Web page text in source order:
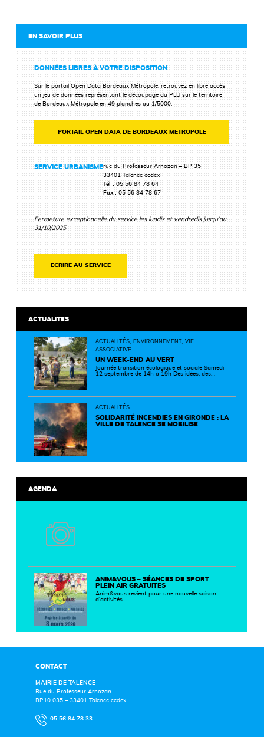
EN SAVOIR PLUS
DONNÉES LIBRES À VOTRE DISPOSITION
Sur le portail Open Data Bordeaux Métropole, retrouvez en libre accès
un jeu de données représentant le découpage du PLU sur le territoire
de Bordeaux Métropole en 49 planches au 1/5000.
PORTAIL OPEN DATA DE BORDEAUX METROPOLE
SERVICE URBANISMErue du Professeur Arnozan – BP 35
33401 Talence cedex
Tél :05 56 84 78 64
Fax : 05 56 84 78 67
Fermeture exceptionnelle du service les lundis et vendredis jusqu’au
31/10/2025
ECRIRE AU SERVICE
ACTUALITES
ACTUALITÉS, ENVIRONNEMENT, VIE
ASSOCIATIVE
UN WEEK-END AU VERT
Journée transition écologique et sociale Samedi
12 septembre de 14h à 19h Des idées, des
un territoire plus durable et solidaire.
ACTUALITÉS
SOLIDARITÉ INCENDIES EN GIRONDE : LA
VILLE DE TALENCE SE MOBILISE
AGENDA
ANIM&VOUS – SÉANCES DE SPORT
PLEIN AIR GRATUITES
Anim&vous revient pour une nouvelle saison
d’activités…
CONTACT
MAIRIE DE TALENCE
Rue du Professeur Arnozan
BP10 035 – 33401 Talence cedex
05 56 84 78 33